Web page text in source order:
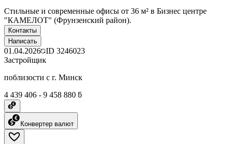
Стильные и современные офисы от 36 м² в Бизнес центре
"КАМЕЛОТ" (Фрунзенский район).
Контакты
Написать
01.04.2026 ID 3246023
Застройщик
поблизости с г. Минск
4 439 406 - 9 458 880 ƃ
Конвертер валют